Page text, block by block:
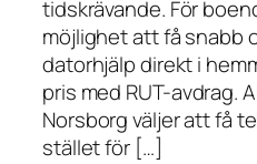
tidskrävande. För
möjlighet att få snabb
datorhjälp direkt i
pris med RUT-avdrag.
Norsborg väljer att få
stället för […]